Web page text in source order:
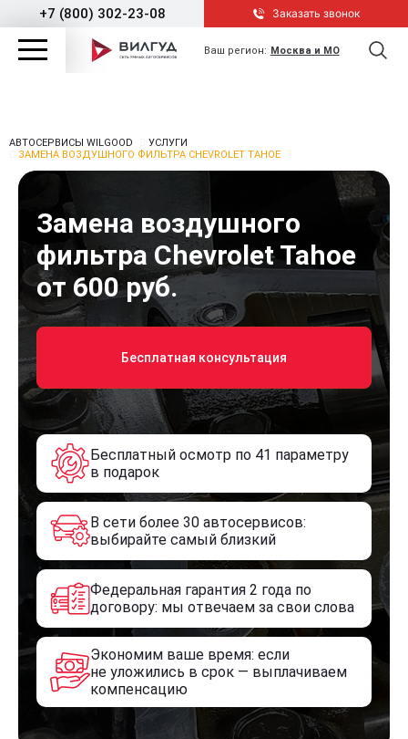
+7 (800) 302-23-08 Заказать звонок
Ваш регион: Москва и МО
АВТОСЕРВИСЫ WILGOOD
УСЛУГИ
ЗАМЕНА ВОЗДУШНОГО ФИЛЬТРА CHEVROLET TAHOE
Замена воздушного
фильтра Chevrolet Tahoe
от 600 руб.
Бесплатная консультация
Бесплатный осмотр по 41 параметру
в подарок
В сети более 30 автосервисов:
выбирайте самый близкий
Федеральная гарантия 2 года по
договору: мы отвечаем за свои слова
Экономим ваше время: если
не уложились в срок — выплачиваем
компенсацию